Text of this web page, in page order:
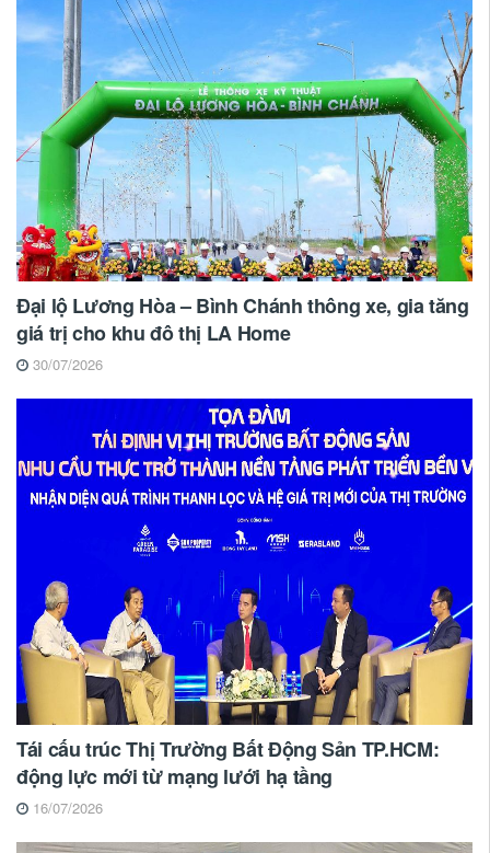
Đại lộ Lương Hòa – Bình Chánh thông xe, gia tăng
giá trị cho khu đô thị LA Home
30/07/2026
Tái cấu trúc Thị Trường Bất Động Sản TP.HCM:
động lực mới từ mạng lưới hạ tầng
16/07/2026